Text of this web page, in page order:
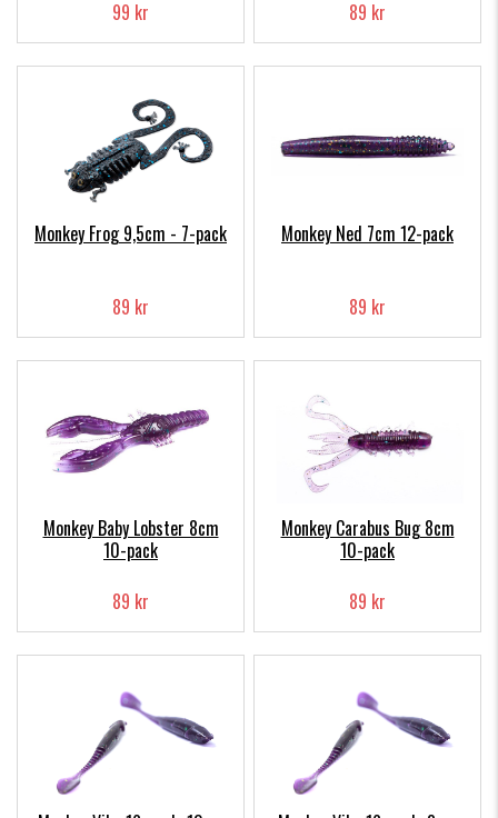
99 kr 89 kr
Monkey Frog 9,5cm - 7-pack
89 kr
Monkey Ned 7cm 12-pack
89 kr
Monkey Baby Lobster 8cm
10-pack
89 kr
Monkey Carabus Bug 8cm
10-pack
89 kr